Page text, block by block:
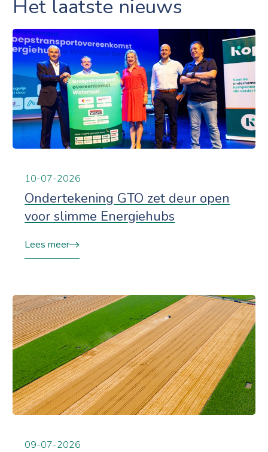
Het laatste nieuws
10-07-2026
Ondertekening GTO zet deur open
voor slimme Energiehubs
Lees meer
09-07-2026